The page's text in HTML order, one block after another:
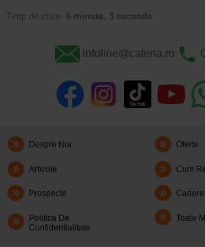
Timp de citire: 6 minute, 3 secunde
infoline@catena.ro
Despre Noi Oferte
Articole Cum
Prospecte Cariere
Politica De
Confidentialitate
Toate